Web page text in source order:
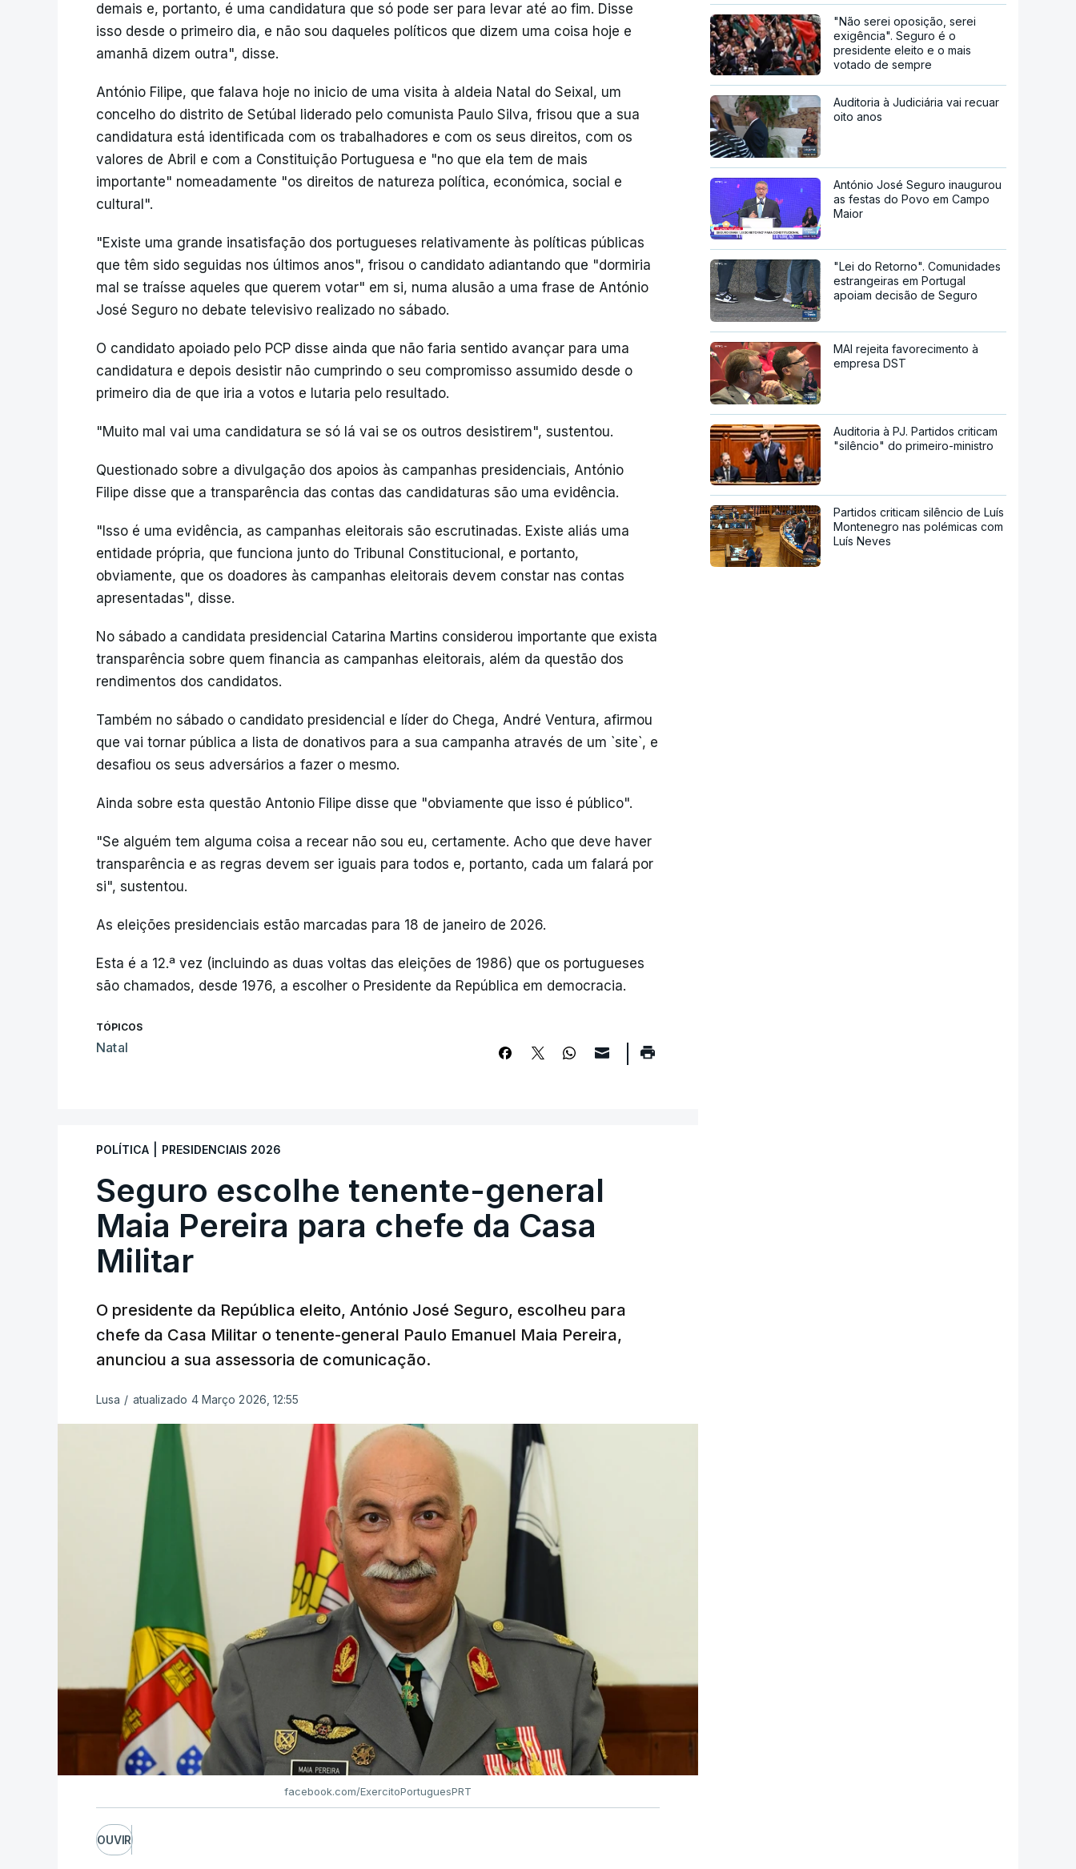
demais e, portanto, é uma candidatura que só pode ser para levar até ao fim. Disse
isso desde o primeiro dia, e não sou daqueles políticos que dizem uma coisa hoje e
amanhã dizem outra", disse.
António Filipe, que falava hoje no inicio de uma visita à aldeia Natal do Seixal, um
concelho do distrito de Setúbal liderado pelo comunista Paulo Silva, frisou que a sua
candidatura está identificada com os trabalhadores e com os seus direitos, com os
valores de Abril e com a Constituição Portuguesa e "no que ela tem de mais
importante" nomeadamente "os direitos de natureza política, económica, social e
cultural".
"Existe uma grande insatisfação dos portugueses relativamente às políticas públicas
que têm sido seguidas nos últimos anos", frisou o candidato adiantando que "dormiria
mal se traísse aqueles que querem votar" em si, numa alusão a uma frase de António
José Seguro no debate televisivo realizado no sábado.
O candidato apoiado pelo PCP disse ainda que não faria sentido avançar para uma
candidatura e depois desistir não cumprindo o seu compromisso assumido desde o
primeiro dia de que iria a votos e lutaria pelo resultado.
"Muito mal vai uma candidatura se só lá vai se os outros desistirem", sustentou.
Questionado sobre a divulgação dos apoios às campanhas presidenciais, António
Filipe disse que a transparência das contas das candidaturas são uma evidência.
"Isso é uma evidência, as campanhas eleitorais são escrutinadas. Existe aliás uma
entidade própria, que funciona junto do Tribunal Constitucional, e portanto,
obviamente, que os doadores às campanhas eleitorais devem constar nas contas
apresentadas", disse.
No sábado a candidata presidencial Catarina Martins considerou importante que exista
transparência sobre quem financia as campanhas eleitorais, além da questão dos
rendimentos dos candidatos.
Também no sábado o candidato presidencial e líder do Chega, André Ventura, afirmou
que vai tornar pública a lista de donativos para a sua campanha através de um `site`, e
desafiou os seus adversários a fazer o mesmo.
Ainda sobre esta questão Antonio Filipe disse que "obviamente que isso é público".
"Se alguém tem alguma coisa a recear não sou eu, certamente. Acho que deve haver
transparência e as regras devem ser iguais para todos e, portanto, cada um falará por
si", sustentou.
As eleições presidenciais estão marcadas para 18 de janeiro de 2026.
Esta é a 12.ª vez (incluindo as duas voltas das eleições de 1986) que os portugueses
são chamados, desde 1976, a escolher o Presidente da República em democracia.
TÓPICOS
Natal
POLÍTICA PRESIDENCIAIS 2026
Seguro escolhe tenente-general
Maia Pereira para chefe da Casa
Militar
O presidente da República eleito, António José Seguro, escolheu para
chefe da Casa Militar o tenente-general Paulo Emanuel Maia Pereira,
anunciou a sua assessoria de comunicação.
Lusa / atualizado 4 Março 2026, 12:55
facebook.com/ExercitoPortuguesPRT
OUVIR
"Não serei oposição, serei
exigência". Seguro é o
presidente eleito e o mais
votado de sempre
Auditoria à Judiciária vai recuar
oito anos
António José Seguro inaugurou
as festas do Povo em Campo
Maior
"Lei do Retorno". Comunidades
estrangeiras em Portugal
apoiam decisão de Seguro
MAI rejeita favorecimento à
empresa DST
Auditoria à PJ. Partidos criticam
"silêncio" do primeiro-ministro
Partidos criticam silêncio de Luís
Montenegro nas polémicas com
Luís Neves